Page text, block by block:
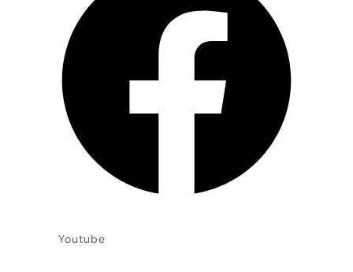
Youtube